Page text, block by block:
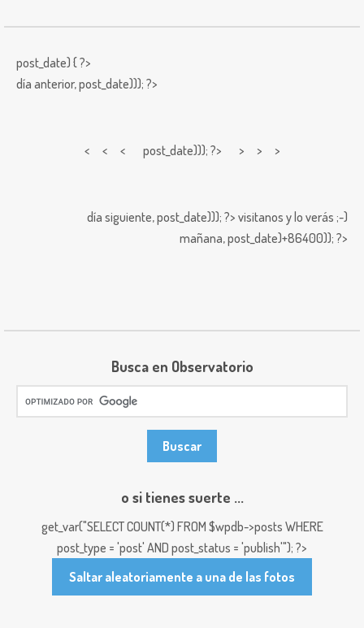
post_date) { ?>
día anterior,post_date))); ?>
< < < post_date))); ?> > > >
día siguiente,post_date))); ?> visitanos y lo verás ;-)
mañana,post_date)+86400)); ?>
Busca en Observatorio
o si tienes suerte ...
get_var("SELECT COUNT(*) FROM $wpdb->posts WHERE
post_type = 'post' AND post_status = 'publish'"); ?>
Saltar aleatoriamente a una de las fotos